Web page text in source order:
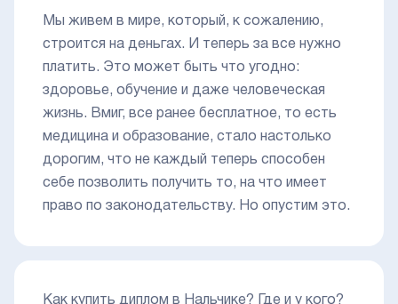
Мы живем в мире, который, к сожалению,
строится на деньгах. И теперь за все нужно
платить. Это может быть что угодно:
здоровье, обучение и даже человеческая
жизнь. Вмиг, все ранее бесплатное, то есть
медицина и образование, стало настолько
дорогим, что не каждый теперь способен
себе позволить получить то, на что имеет
право по законодательству. Но опустим это.
Как купить диплом в Нальчике? Где и у кого?